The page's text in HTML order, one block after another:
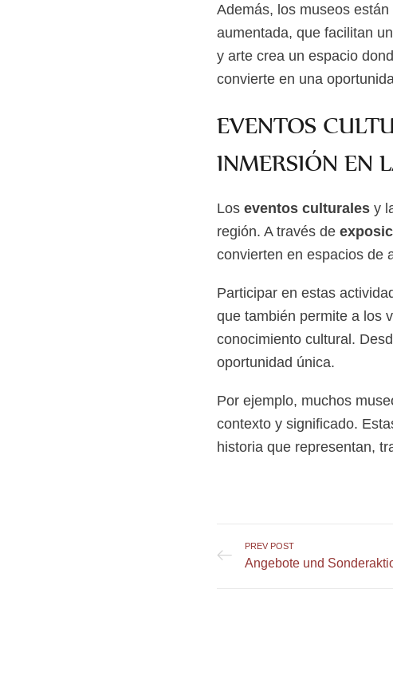
Además, los museos
aumentada, que facilitan
y arte crea un espacio
convierte en una
EVENTOS
INMERSIÓN EN
Los eventos culturales y
región. A través de
convierten en espacios de
Participar en estas
que también permite a los
conocimiento cultural.
oportunidad única.
Por ejemplo, muchos
contexto y significado.
historia que representan,
PREV POST